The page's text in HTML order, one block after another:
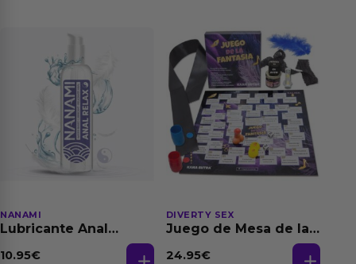
NANAMI
Lubricante Anal
Dilatación Base Agua
10.95€
DIVERTY SEX
Juego de Mesa de las
24.95€